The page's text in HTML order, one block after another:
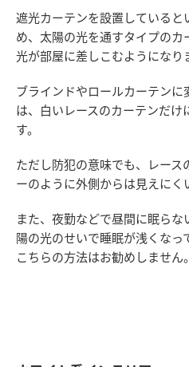
遮光カーテンを設置している
め、太陽の光を通すタイプの
光が部屋に差しこむようになり
ブラインドやロールカーテンに
は、白いレースのカーテンだけ
す。
ただし防犯の意味でも、レース
ーのように外側からは見えにく
また、夜勤などで昼間に眠ら
陽の光のせいで睡眠が浅くなっ
こちらの方法はお勧めしません。